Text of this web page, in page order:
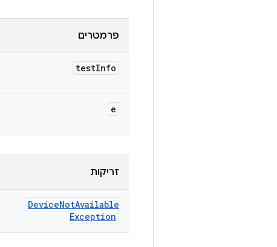
פרמטרים
testInfo
e
זריקות
DeviceNotAvailable
Exception